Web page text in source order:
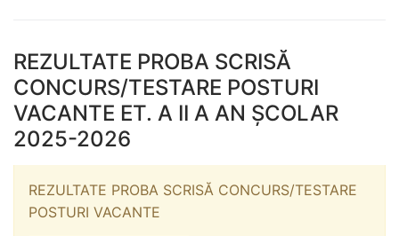
REZULTATE PROBA SCRISĂ
CONCURS/TESTARE POSTURI
VACANTE ET. A II A AN ȘCOLAR
2025-2026
REZULTATE PROBA SCRISĂ CONCURS/TESTARE
POSTURI VACANTE